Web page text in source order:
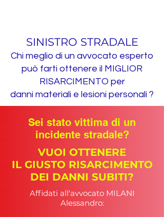
SINISTRO STRADALE
Chi meglio di un avvocato esperto
può farti ottenere il MIGLIOR
RISARCIMENTO per
danni materiali e lesioni personali ?
Sei stato vittima di un
incidente stradale?
VUOI OTTENERE
IL GIUSTO RISARCIMENTO
DEI DANNI SUBITI?
Affidati all'avvocato MILANI
Alessandro: